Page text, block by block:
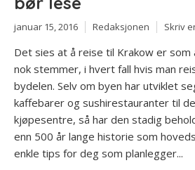
januar 15, 2016 Redaksjonen Skriv
Det sies at å reise til Krakow er som
nok stemmer, i hvert fall hvis man
bydelen. Selv om byen har utviklet
kaffebarer og sushirestauranter til
kjøpesentre, så har den stadig
enn 500 år lange historie som
enkle tips for deg som planlegger...